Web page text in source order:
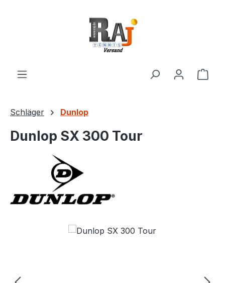
Schläger Dunlop
Dunlop SX 300 Tour
Bildergalerie überspringen